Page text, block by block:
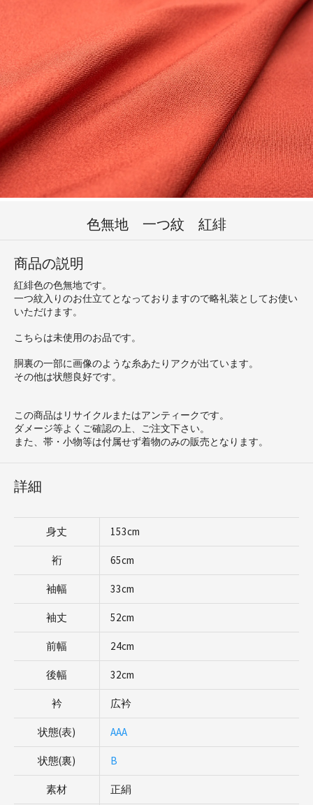
色無地 一つ紋 紅緋
商品の説明
紅緋色の色無地です。
一つ紋入りのお仕立てとなっておりますので略礼装としてお使い
いただけます。
こちらは未使用のお品です。
胴裏の一部に画像のような糸あたりアクが出ています。
その他は状態良好です。
この商品はリサイクルまたはアンティークです。
ダメージ等よくご確認の上、ご注文下さい。
また、帯・小物等は付属せず着物のみの販売となります。
詳細
身丈 153cm
裄 65cm
袖幅 33cm
袖丈 52cm
前幅 24cm
後幅 32cm
衿 広衿
状態(表) AAA
状態(裏) B
素材 正絹